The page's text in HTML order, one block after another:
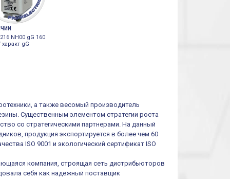
NH00 gG 160
характ gG
а также весомый производитель
Существенным элементом стратегии роста
со стратегическими партнерами. На данный
продукция экспортируется в более чем 60
ISO 9001 и экологический сертификат ISO
компания, строящая сеть дистрибьюторов
себя как надежный поставщик